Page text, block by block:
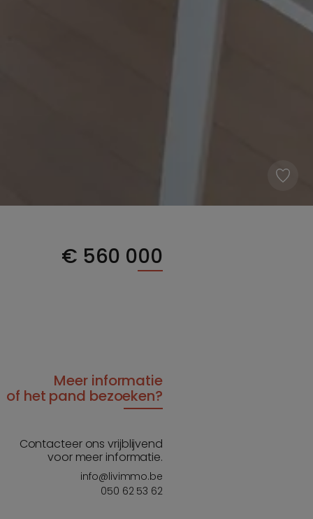
€ 560 000
Meer informatie
of het pand bezoeken?
Contacteer ons vrijblijvend
voor meer informatie.
info@livimmo.be
050 62 53 62